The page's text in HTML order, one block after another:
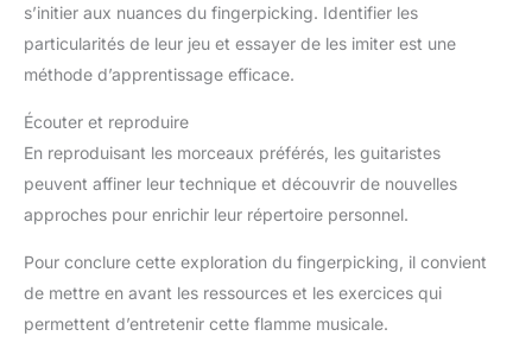
s’initier aux nuances du fingerpicking. Identifier les
particularités de leur jeu et essayer de les imiter est une
méthode d’apprentissage efficace.
Écouter et reproduire
En reproduisant les morceaux préférés, les guitaristes
peuvent affiner leur technique et découvrir de nouvelles
approches pour enrichir leur répertoire personnel.
Pour conclure cette exploration du fingerpicking, il convient
de mettre en avant les ressources et les exercices qui
permettent d’entretenir cette flamme musicale.